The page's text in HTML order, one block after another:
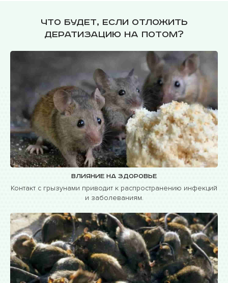
Что будет, если отложить
дератизацию на потом?
Влияние на здоровье
Контакт с грызунами приводит к распространению инфекций
и заболеваниям.